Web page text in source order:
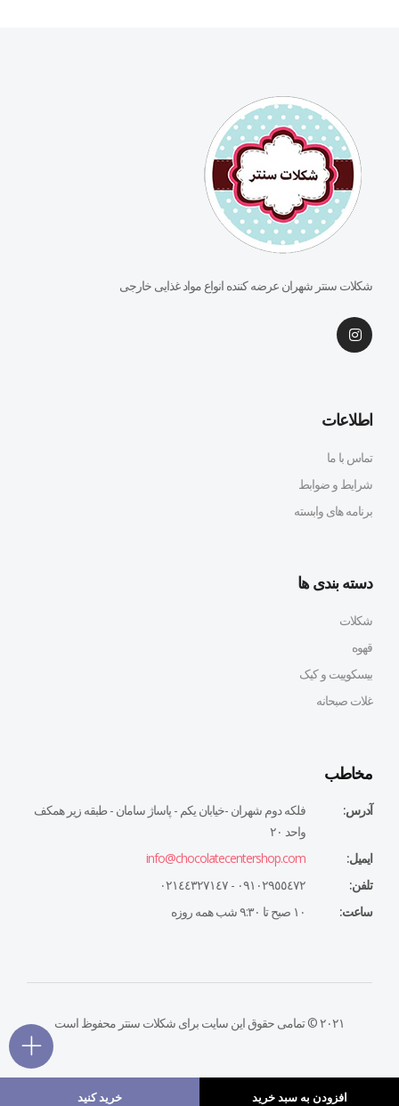
افزودن به سبد خرید خرید کنید
شکلات سنتر شهران عرضه کننده انواع مواد غذایی خارجی
اطلاعات
تماس با ما
شرایط و ضوابط
برنامه های وابسته
دسته بندی ها
شکلات
قهوه
بیسکوییت و کیک
غلات صبحانه
مخاطب
آدرس:
فلكه دوم شهران -خيابان يكم - پاساژ سامان - طبقه زير همكف
واحد ٢٠
ایمیل:
info@chocolatecentershop.com
تلفن:
٠٩١٠٢٩٥٥٤٧٢ - ٠٢١٤٤٣٢٧١٤٧
ساعت:
١٠ صبح تا ٩:٣٠ شب همه روزه
۲۰۲۱ © تمامی حقوق این سایت برای شکلات سنتر محفوظ است